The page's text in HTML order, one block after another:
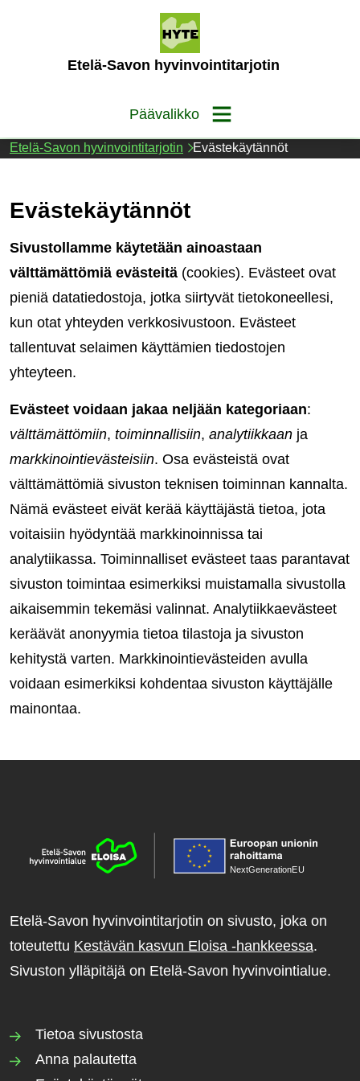
Etelä-Savon hyvinvointitarjotin
Päävalikko
Etelä-Savon hyvinvointitarjotin Evästekäytännöt
Evästekäytännöt
Sivustollamme käytetään ainoastaan
välttämättömiä evästeitä (cookies). Evästeet ovat
pieniä datatiedostoja, jotka siirtyvät tietokoneellesi,
kun otat yhteyden verkkosivustoon. Evästeet
tallentuvat selaimen käyttämien tiedostojen
yhteyteen.
Evästeet voidaan jakaa neljään kategoriaan:
välttämättömiin, toiminnallisiin, analytiikkaan ja
markkinointievästeisiin. Osa evästeistä ovat
välttämättömiä sivuston teknisen toiminnan kannalta.
Nämä evästeet eivät kerää käyttäjästä tietoa, jota
voitaisiin hyödyntää markkinoinnissa tai
analytiikassa. Toiminnalliset evästeet taas parantavat
sivuston toimintaa esimerkiksi muistamalla sivustolla
aikaisemmin tekemäsi valinnat. Analytiikkaevästeet
keräävät anonyymia tietoa tilastoja ja sivuston
kehitystä varten. Markkinointievästeiden avulla
voidaan esimerkiksi kohdentaa sivuston käyttäjälle
mainontaa.
NextGenerationEU
Etelä-Savon hyvinvointitarjotin on sivusto, joka on
toteutettu Kestävän kasvun Eloisa -hankkeessa.
Sivuston ylläpitäjä on Etelä-Savon hyvinvointialue.
Tietoa sivustosta
Anna palautetta